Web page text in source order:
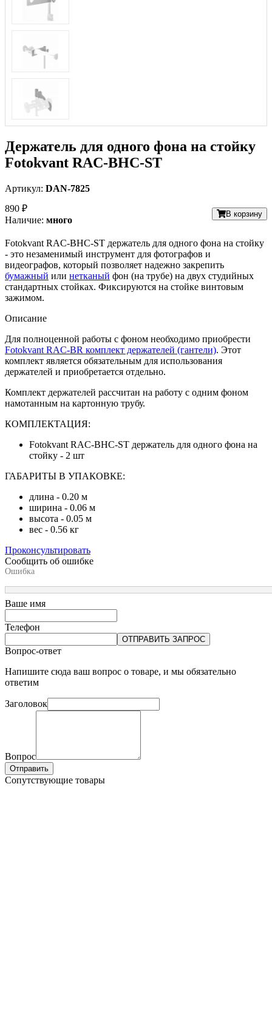
Держатель для одного фона на стойку
Fotokvant RAC-BHC-ST
Артикул: DAN-7825
890 ₽
Наличие: много
В корзину
Fotokvant RAC-BHC-ST держатель для одного фона на стойку
- это незаменимый инструмент для фотографов и
видеографов, который позволяет надежно закрепить
бумажный или нетканый фон (на трубе) на двух студийных
стандартных стойках. Фиксируются на стойке винтовым
зажимом.
Описание
Для полноценной работы с фоном необходимо приобрести
Fotokvant RAC-BR комплект держателей (гантели). Этот
комплект является обязательным для использования
держателей и приобретается отдельно.
Комплект держателей рассчитан на работу с одним фоном
намотанным на картонную трубу.
КОМПЛЕКТАЦИЯ:
Fotokvant RAC-BHC-ST держатель для одного фона на
стойку - 2 шт
ГАБАРИТЫ В УПАКОВКЕ:
длина - 0.20 м
ширина - 0.06 м
высота - 0.05 м
вес - 0.56 кг
Проконсультировать
Сообщить об ошибке
Ошибка
Ваше имя
Телефон
ОТПРАВИТЬ ЗАПРОС
Вопрос-ответ
Напишите сюда ваш вопрос о товаре, и мы обязательно
ответим
Заголовок
Вопрос
Отправить
Сопутствующие товары